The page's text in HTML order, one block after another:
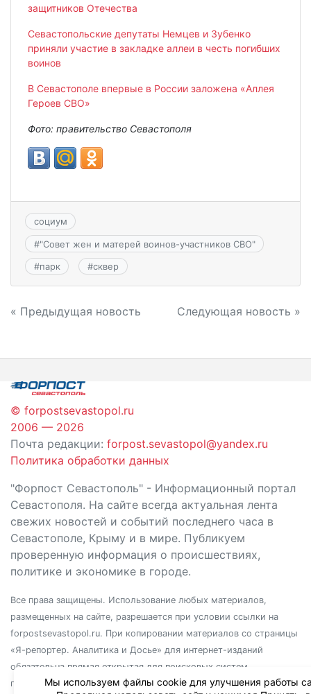
защитников Отечества
Севастопольские депутаты Немцев и Зубенко
приняли участие в закладке аллеи в честь погибших
воинов
В Севастополе впервые в России заложена «Аллея
Героев СВО»
Фото: правительство Севастополя
социум
#"Совет жен и матерей воинов-участников СВО"
#парк #сквер
Навигация
записям
« Предыдущая новость Следующая новость »
© forpostsevastopol.ru
2006 — 2026
Почта редакции: forpost.sevastopol@yandex.ru
Политика обработки данных
"Форпост Севастополь" - Информационный портал
Севастополя. На сайте всегда актуальная лента
свежих новостей и событий последнего часа в
Севастополе, Крыму и в мире. Публикуем
проверенную информация о происшествиях,
политике и экономике в городе.
Все права защищены. Использование любых материалов,
размещенных на сайте, разрешается при условии ссылки на
forpostsevastopol.ru. При копировании материалов со страницы
«Я-репортер. Аналитика и Досье» для интернет-изданий
обязательна прямая открытая для поисковых систем
гиперссылка. Независимо от полного или частичного
Мы используем файлы cookie для улучшения работы